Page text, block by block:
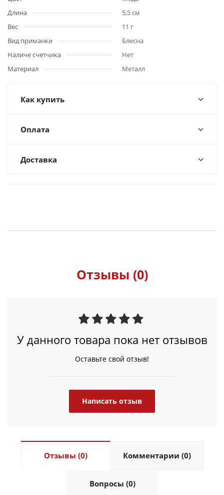
Длина
5,5 см
Вес
11 г
Вид приманки
Блесна
Наличе счетчика
Нет
Материал
Металл
Как купить
Оплата
Доставка
Отзывы (0)
У данного товара пока нет отзывов
Оставьте свой отзыв!
Написать отзыв
Отзывы (0) Комментарии (0)
Вопросы (0)